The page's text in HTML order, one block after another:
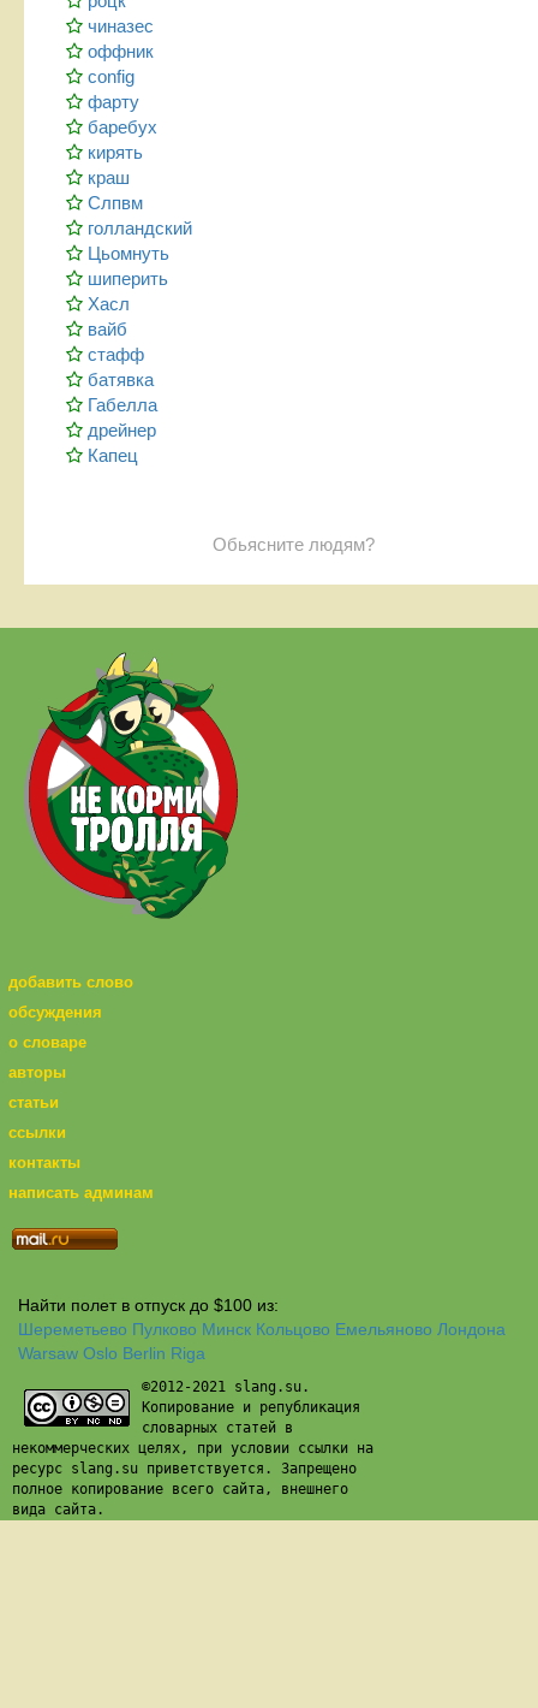
чиназес
оффник
config
фарту
баребух
кирять
краш
Слпвм
голландский
Цьомнуть
шиперить
Хасл
вайб
стафф
батявка
Габелла
дрейнер
Капец
Обьясните людям?
добавить слово
обсуждения
о словаре
авторы
статьи
ссылки
контакты
написать админам
Найти полет в отпуск до $100 из:
Шереметьево Пулково Минск Кольцово Емельяново Лондона
Warsaw Oslo Berlin Riga
©2012-2021 slang.su.
Копирование и републикация
словарных статей в
некоммерческих целях, при условии ссылки на
ресурс slang.su приветствуется. Запрещено
полное копирование всего сайта, внешнего
вида сайта.